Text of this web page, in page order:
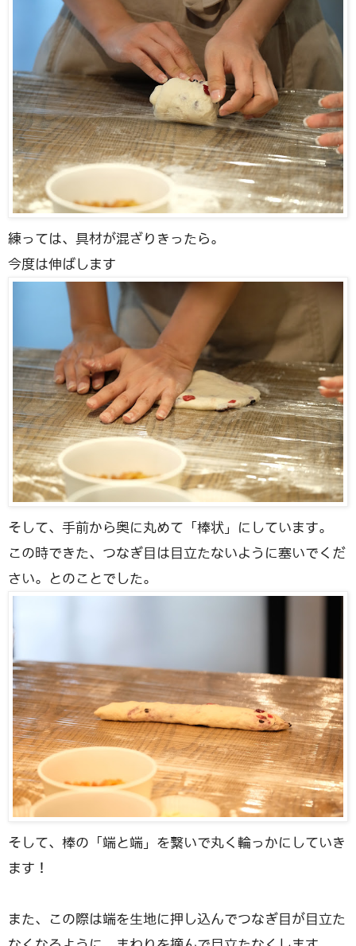
練っては、具材が混ざりきったら。
今度は伸ばします
そして、手前から奥に丸めて「棒状」にしています。
この時できた、つなぎ目は目立たないように塞いでくだ
さい。とのことでした。
そして、棒の「端と端」を繋いで丸く輪っかにしていき
ます！
また、この際は端を生地に押し込んでつなぎ目が目立た